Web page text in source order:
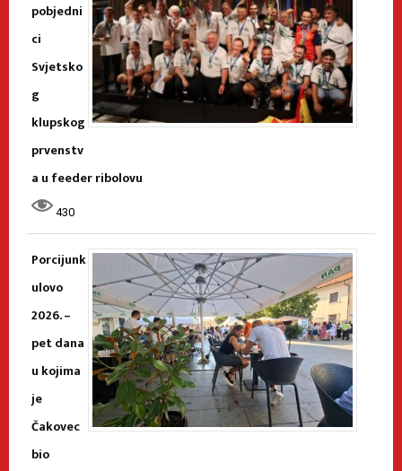
pobjedni
ci
Svjetsko
g
klupskog
prvenstv
a u feeder ribolovu
430
Porcijunk
ulovo
2026. –
pet dana
u kojima
je
Čakovec
bio